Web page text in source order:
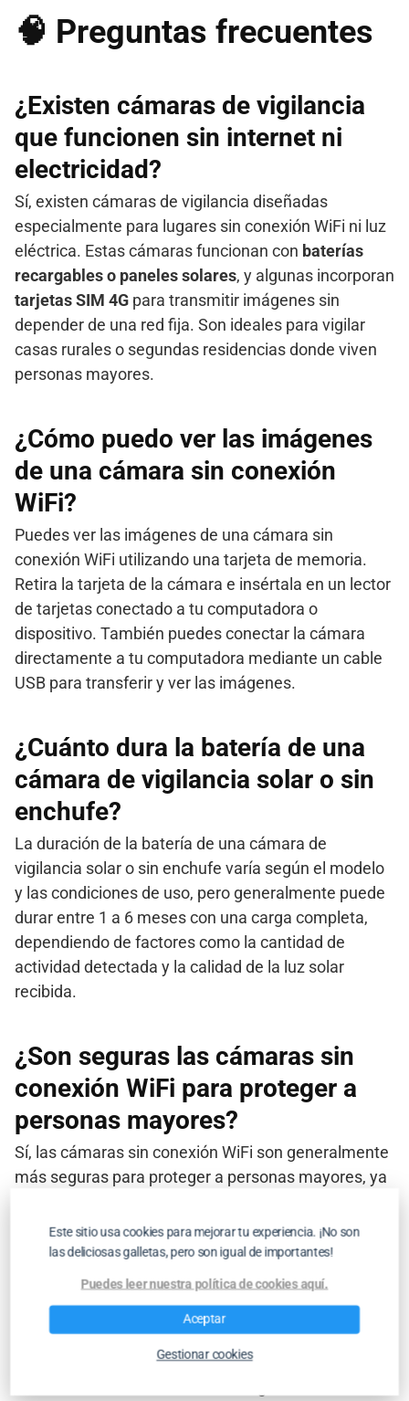
🧠 Preguntas frecuentes
¿Existen cámaras de vigilancia
que funcionen sin internet ni
electricidad?
Sí, existen cámaras de vigilancia diseñadas
especialmente para lugares sin conexión WiFi ni luz
eléctrica. Estas cámaras funcionan con baterías
recargables o paneles solares, y algunas incorporan
tarjetas SIM 4G para transmitir imágenes sin
depender de una red fija. Son ideales para vigilar
casas rurales o segundas residencias donde viven
personas mayores.
¿Cómo puedo ver las imágenes
de una cámara sin conexión
WiFi?
Puedes ver las imágenes de una cámara sin
conexión WiFi utilizando una tarjeta de memoria.
Retira la tarjeta de la cámara e insértala en un lector
de tarjetas conectado a tu computadora o
dispositivo. También puedes conectar la cámara
directamente a tu computadora mediante un cable
USB para transferir y ver las imágenes.
¿Cuánto dura la batería de una
cámara de vigilancia solar o sin
enchufe?
La duración de la batería de una cámara de
vigilancia solar o sin enchufe varía según el modelo
y las condiciones de uso, pero generalmente puede
durar entre 1 a 6 meses con una carga completa,
dependiendo de factores como la cantidad de
actividad detectada y la calidad de la luz solar
recibida.
¿Son seguras las cámaras sin
conexión WiFi para proteger a
personas mayores?
Sí, las cámaras sin conexión WiFi son generalmente
más seguras para proteger a personas mayores, ya
ciberseguridad.
¿Qué tipo de cámara
recomiendan para casas rurales
sin luz ni internet?
Este sitio usa cookies para mejorar tu experiencia. ¡No son
las deliciosas galletas, pero son igual de importantes!
Puedes leer nuestra política de cookies aquí.
Aceptar
Gestionar cookies